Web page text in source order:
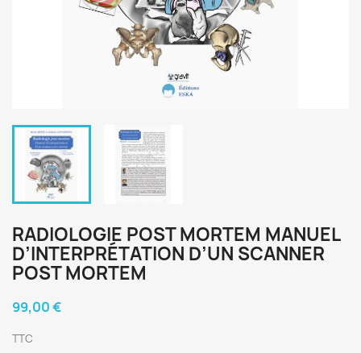
RADIOLOGIE POST MORTEM MANUEL
D’INTERPRÉTATION D’UN SCANNER
POST MORTEM
99,00 €
TTC